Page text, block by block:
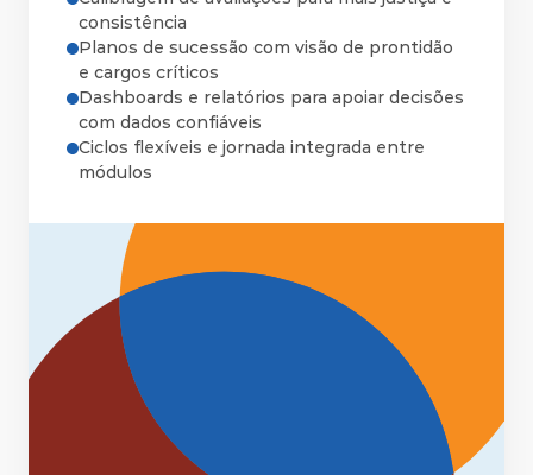
consistência
Planos de sucessão com visão de prontidão
e cargos críticos
Dashboards e relatórios para apoiar decisões
com dados confiáveis
Ciclos flexíveis e jornada integrada entre
módulos